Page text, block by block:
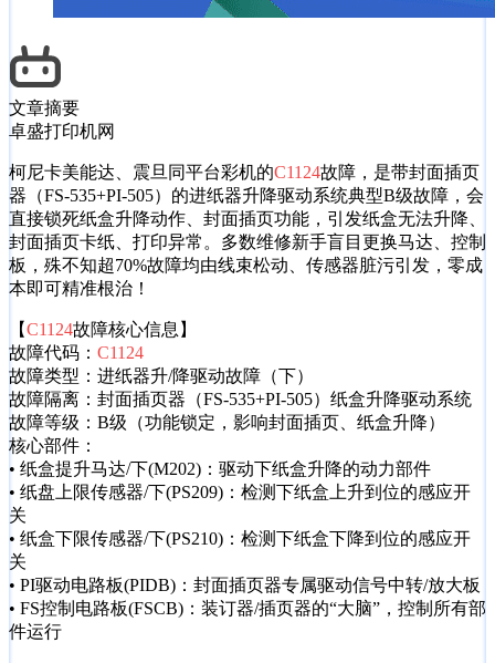
文章摘要
卓盛打印机网
柯尼卡美能达、震旦同平台彩机的C1124故障，是带封面插页
器（FS-535+PI-505）的进纸器升降驱动系统典型B级故障，会
直接锁死纸盒升降动作、封面插页功能，引发纸盒无法升降、
封面插页卡纸、打印异常。多数维修新手盲目更换马达、控制
板，殊不知超70%故障均由线束松动、传感器脏污引发，零成
本即可精准根治！
【C1124故障核心信息】
故障代码： C1124
故障类型：进纸器升/降驱动故障（下）
故障隔离：封面插页器（FS-535+PI-505）纸盒升降驱动系统
故障等级：B级（功能锁定，影响封面插页、纸盒升降）
核心部件：
• 纸盒提升马达/下(M202)：驱动下纸盒升降的动力部件
• 纸盘上限传感器/下(PS209)：检测下纸盒上升到位的感应开
关
• 纸盒下限传感器/下(PS210)：检测下纸盒下降到位的感应开
关
• PI驱动电路板(PIDB)：封面插页器专属驱动信号中转/放大板
• FS控制电路板(FSCB)：装订器/插页器的“大脑”，控制所有部
件运行